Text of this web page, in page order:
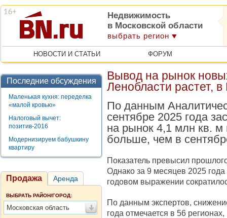
Недвижимость
в Московской области
выбрать регион
НОВОСТИ И СТАТЬИ ФОРУМ
Последние обсуждения
Маленькая кухня: переделка
«малой кровью»
Налоговый вычет:
позитив-2016
Модернизируем бабушкину
квартиру
Продажа Аренда
ВЫБРАТЬ РАЙОН/ГОРОД:
Московская область
Вывод на рынок
Ленобласти растет,
По данным
сентябре 2025 года
на рынок 4,1 млн кв. м
больше, чем в
Показатель превысил
Однако за 9 месяцев 2025
годовом выражении
По данным экспертов,
года отмечается в 56